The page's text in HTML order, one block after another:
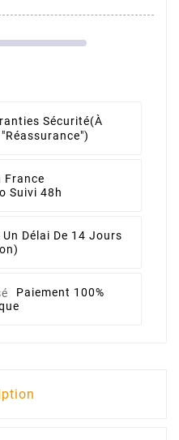
Sécurité(à
France
Suivi 48h
Un Délai De 14 Jours
Paiement 100%